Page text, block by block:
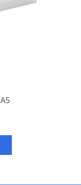
hard, ontspiegeld